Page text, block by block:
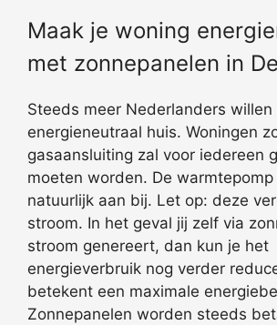
Maak je woning
met zonnepanelen in
Steeds meer Nederlanders willen
energieneutraal huis. Woningen
gasaansluiting zal voor iedereen
moeten worden. De
natuurlijk aan bij. Let op: deze
stroom. In het geval jij zelf via
stroom genereert, dan kun je het
energieverbruik nog verder
betekent een maximale
Zonnepanelen worden steeds